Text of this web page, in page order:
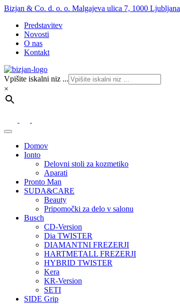
Bizjan & Co. d. o. o. Malgajeva ulica 7, 1000 Ljubljana
Predstavitev
Novosti
O nas
Kontakt
Vpišite iskalni niz ...
×
Domov
Ionto
Delovni stoli za kozmetiko
Aparati
Pronto Man
SUDA&CARE
Beauty
Pripomočki za delo v salonu
Busch
CD-Version
Dia TWISTER
DIAMANTNI FREZERJI
HARTMETALL FREZERJI
HYBRID TWISTER
Kera
KR-Version
SETI
SIDE Grip